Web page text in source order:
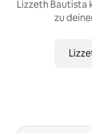
Lizzeth Bautista
zu